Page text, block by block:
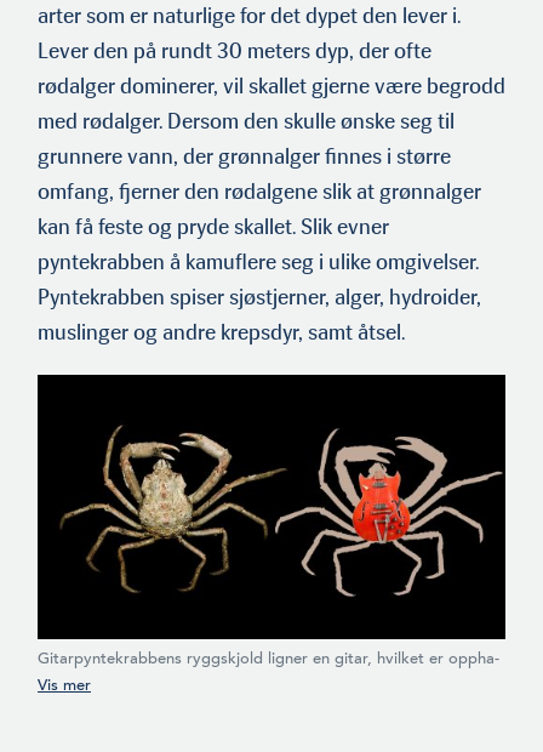
arter som er naturlige for det dypet den lever i.
Lever den på rundt 30 meters dyp, der ofte
rødalger dominerer, vil skallet gjerne være begrodd
med rødalger. Dersom den skulle ønske seg til
grunnere vann, der grønnalger finnes i større
omfang, fjerner den rødalgene slik at grønnalger
kan få feste og pryde skallet. Slik evner
pyntekrabben å kamuflere seg i ulike omgivelser.
Pyntekrabben spiser sjøstjerner, alger, hydroider,
muslinger og andre krepsdyr, samt åtsel.
Gitarpyntekrabbens ryggskjold ligner en gitar, hvilket er oppha­
vet til det passende navnet.